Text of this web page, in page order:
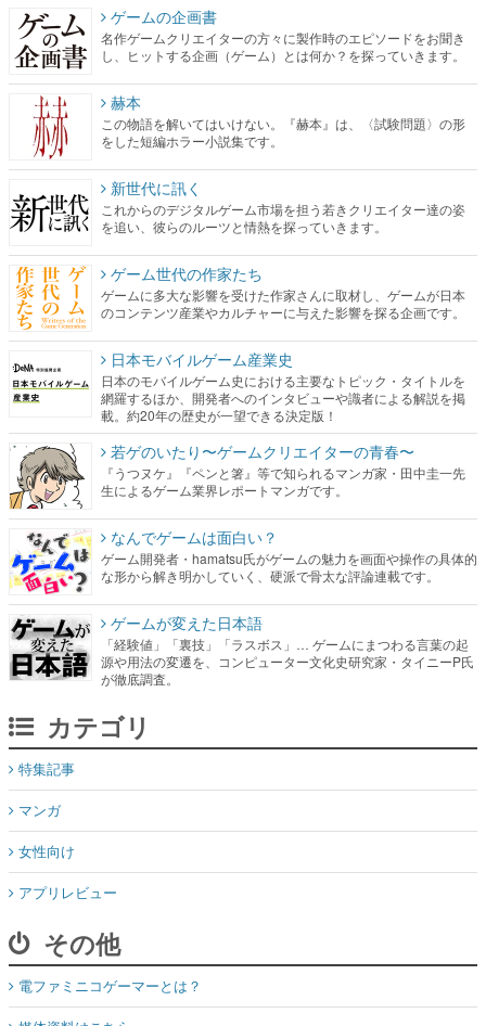
ゲームの企画書
名作ゲームクリエイターの方々に製作時のエピソードをお聞き
し、ヒットする企画（ゲーム）とは何か？を探っていきます。
赫本
この物語を解いてはいけない。『赫本』は、〈試験問題〉の形
をした短編ホラー小説集です。
新世代に訊く
これからのデジタルゲーム市場を担う若きクリエイター達の姿
を追い、彼らのルーツと情熱を探っていきます。
ゲーム世代の作家たち
ゲームに多大な影響を受けた作家さんに取材し、ゲームが日本
のコンテンツ産業やカルチャーに与えた影響を探る企画です。
日本モバイルゲーム産業史
日本のモバイルゲーム史における主要なトピック・タイトルを
網羅するほか、開発者へのインタビューや識者による解説を掲
載。約20年の歴史が一望できる決定版！
若ゲのいたり〜ゲームクリエイターの青春〜
『うつヌケ』『ペンと箸』等で知られるマンガ家・田中圭一先
生によるゲーム業界レポートマンガです。
なんでゲームは面白い？
ゲーム開発者・hamatsu氏がゲームの魅力を画面や操作の具体的
な形から解き明かしていく、硬派で骨太な評論連載です。
ゲームが変えた日本語
「経験値」「裏技」「ラスボス」… ゲームにまつわる言葉の起
源や用法の変遷を、コンピューター文化史研究家・タイニーP氏
が徹底調査。
カテゴリ
特集記事
マンガ
女性向け
アプリレビュー
その他
電ファミニコゲーマーとは？